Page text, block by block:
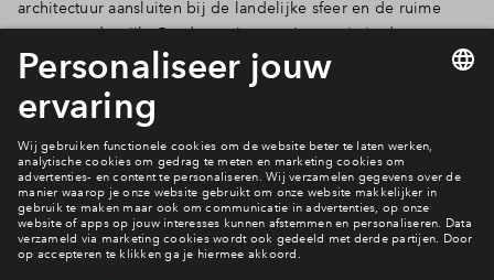
architectuur aansluiten bij de landelijke sfeer en de ruime
opzet van de wijk. Op de pagina woningen zie je de eerste
informatie over de woningtypes. Abonneer je op de
nieuwsbrief door je NAW-gegevens bij je favoriete
woningtype achter te laten. Zo blijf je op de hoogte van het
Ook hier wonen?
Naar de woningen